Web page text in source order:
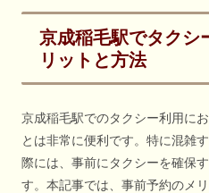
京成稲毛駅でタクシ
リットと方法
京成稲毛駅でのタクシー利用に
とは非常に便利です。特に混雑
際には、事前にタクシーを確保
す。本記事では、事前予約のメ